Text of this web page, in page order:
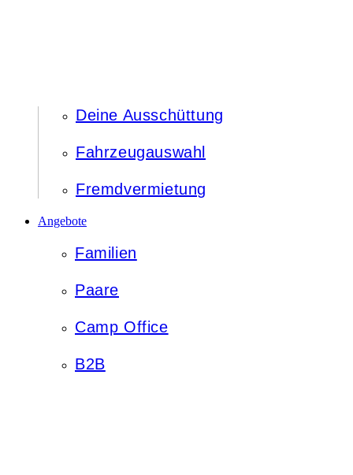
Deine Ausschüttung
Fahrzeugauswahl
Fremdvermietung
Angebote
Familien
Paare
Camp Office
B2B